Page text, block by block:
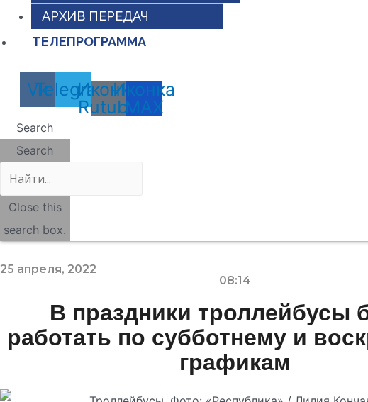
АРХИВ ПЕРЕДАЧ
ТЕЛЕПРОГРАММА
Vk
Telegram
Иконка
Rutube
Иконка
MAX
Search
Search
Close this
search box.
25 апреля, 2022
08:14
В праздники троллейбусы
работать по субботнему и
графикам